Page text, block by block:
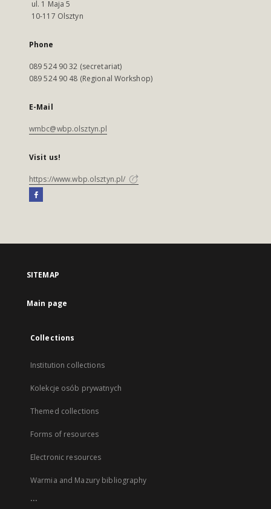
ul. 1 Maja 5
10-117 Olsztyn
Phone
089 524 90 32 (secretariat)
089 524 90 48 (Regional Workshop)
E-Mail
wmbc@wbp.olsztyn.pl
Visit us!
https://www.wbp.olsztyn.pl/
SITEMAP
Main page
Collections
Institution collections
Kolekcje osób prywatnych
Themed collections
Forms of resources
Electronic resources
Warmia and Mazury bibliography
...